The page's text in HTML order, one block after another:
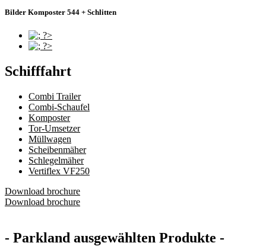
Bilder Komposter 544 + Schlitten
Schifffahrt
Combi Trailer
Combi-Schaufel
Komposter
Tor-Umsetzer
Müllwagen
Scheibenmäher
Schlegelmäher
Vertiflex VF250
Download brochure
Download brochure
- Parkland ausgewählten Produkte -